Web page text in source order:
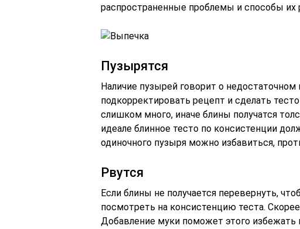
распространенные проблемы и способы их
Пузырятся
Наличие пузырей говорит о
подкорректировать рецепт и сделать
слишком много, иначе блины получатся
идеале блинное тесто по консистенции
одиночного пузыря можно избавиться,
Рвутся
Если блины не получается перевернуть,
посмотреть на консистенцию теста.
Добавление муки поможет этого